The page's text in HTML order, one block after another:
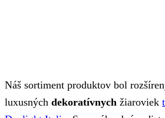
Náš sortiment produktov bol
luxusných dekoratívnych žiaroviek